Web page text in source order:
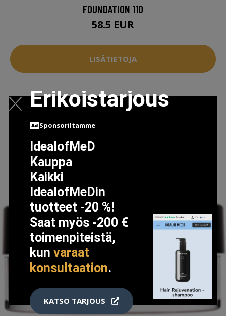
FOUNDATION 110
58.5 EUR
LISÄTIETOJA
Erikoistarjous
Sponsoriltamme
IdealofMeD
Kauppa
Kaikki
IdealofMeDin
tuotteet -20 %!
Saat myös -200 €
toimenpiteistä,
kunvaraat
konsultaation.
KATSO TARJOUS